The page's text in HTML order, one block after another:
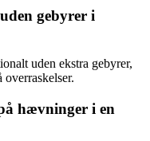
gebyrer i
uden ekstra gebyrer,
hævninger i en